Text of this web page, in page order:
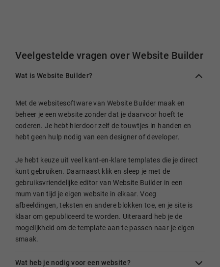
Veelgestelde vragen over Website Builder
Wat is Website Builder?
Met de websitesoftware van Website Builder maak en
beheer je een website zonder dat je daarvoor hoeft te
coderen. Je hebt hierdoor zelf de touwtjes in handen en
hebt geen hulp nodig van een designer of developer.
Je hebt keuze uit veel kant-en-klare templates die je direct
kunt gebruiken. Daarnaast klik en sleep je met de
gebruiksvriendelijke editor van Website Builder in een
mum van tijd je eigen website in elkaar. Voeg
afbeeldingen, teksten en andere blokken toe, en je site is
klaar om gepubliceerd te worden. Uiteraard heb je de
mogelijkheid om de template aan te passen naar je eigen
smaak.
Wat heb je nodig voor een website?